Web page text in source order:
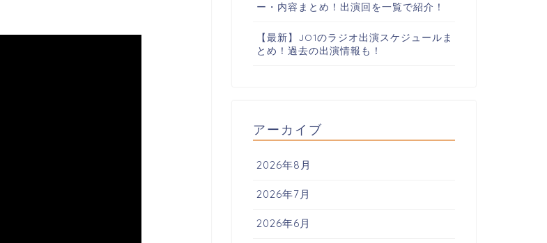
ー・内容まとめ！出演回を一覧で紹介！
【最新】JO1のラジオ出演スケジュールま
とめ！過去の出演情報も！
アーカイブ
2026年8月
2026年7月
2026年6月